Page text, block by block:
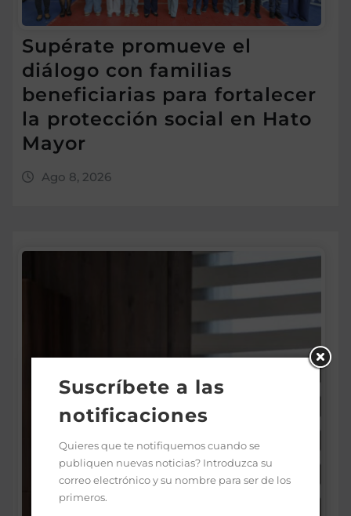
Supérate promueve el
diálogo con familias
beneficiarias para fortalecer
la protección social en Hato
Mayor
Ago 8, 2026
Suscríbete a las
notificaciones
Quieres que te notifiquemos cuando se
publiquen nuevas noticias? Introduzca su
correo electrónico y su nombre para ser de los
primeros.